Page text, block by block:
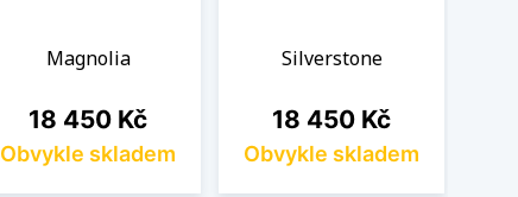
Magnolia
Cena
18 450 Kč
Obvykle skladem
Silverstone
Cena
18 450 Kč
Obvykle skladem